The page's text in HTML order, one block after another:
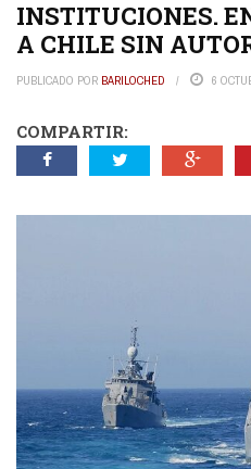
INSTITUCIONES.
A CHILE SIN
PUBLICADO POR BARILOCHED 6
COMPARTIR: